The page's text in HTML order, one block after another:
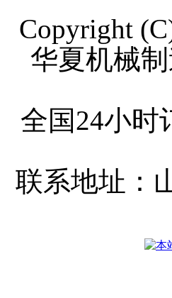
Copyright
华夏机械
全国24小时
联系地址：